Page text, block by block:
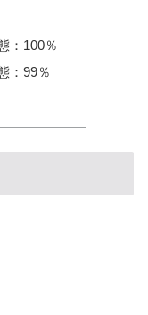
：100％
：99％